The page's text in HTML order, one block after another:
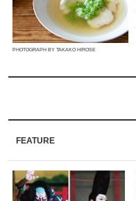
PHOTOGRAPH BY TAKAKO HIROSE
FEATURE